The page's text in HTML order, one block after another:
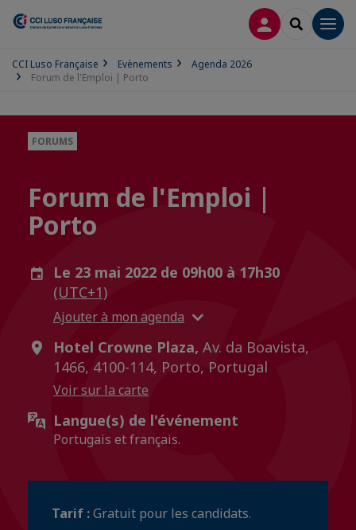
CONNEXION
CCI Luso Française Evènements
Agenda 2026
Forum de l'Emploi | Porto
FORUMS
Forum de l'Emploi |
Porto
Le 23 mai 2022 de 09h00 à 17h30
(UTC+1)
Ajouter à mon agenda
Hotel Crowne Plaza, Av. da Boavista,
1466, 4100-114, Porto, Portugal
Voir sur la carte
Langue(s) de l'événement
Portugais et français.
Tarif :Gratuit pour les candidats.